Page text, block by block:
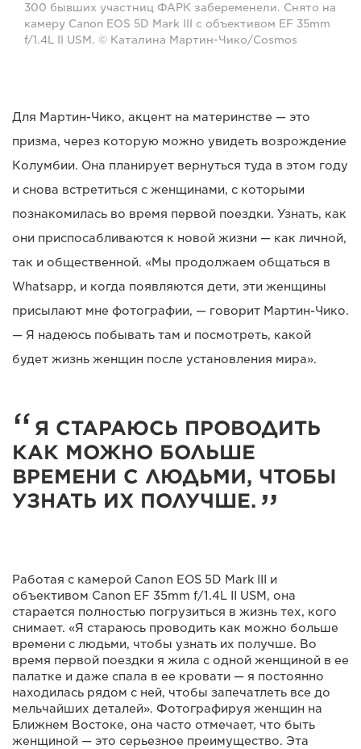
300 бывших участниц ФАРК забеременели. Снято на
камеру Canon EOS 5D Mark III с объективом EF 35mm
f/1.4L II USM. © Каталина Мартин-Чико/Cosmos
Для Мартин-Чико, акцент на материнстве — это
призма, через которую можно увидеть возрождение
Колумбии. Она планирует вернуться туда в этом году
и снова встретиться с женщинами, с которыми
познакомилась во время первой поездки. Узнать, как
они приспосабливаются к новой жизни — как личной,
так и общественной. «Мы продолжаем общаться в
Whatsapp, и когда появляются дети, эти женщины
присылают мне фотографии, — говорит Мартин-Чико.
— Я надеюсь побывать там и посмотреть, какой
будет жизнь женщин после установления мира».
Я СТАРАЮСЬ ПРОВОДИТЬ
КАК МОЖНО БОЛЬШЕ
ВРЕМЕНИ С ЛЮДЬМИ, ЧТОБЫ
УЗНАТЬ ИХ ПОЛУЧШЕ.
Работая с камерой Canon EOS 5D Mark III и
объективом Canon EF 35mm f/1.4L II USM, она
старается полностью погрузиться в жизнь тех, кого
снимает. «Я стараюсь проводить как можно больше
времени с людьми, чтобы узнать их получше. Во
время первой поездки я жила с одной женщиной в ее
палатке и даже спала в ее кровати — я постоянно
находилась рядом с ней, чтобы запечатлеть все до
мельчайших деталей». Фотографируя женщин на
Ближнем Востоке, она часто отмечает, что быть
женщиной — это серьезное преимущество. Эта